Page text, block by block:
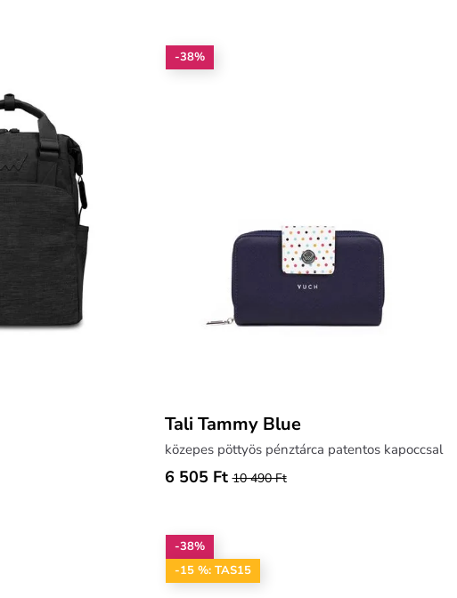
-38%
Tali Tammy Blue
közepes pöttyös pénztárca patentos kapoccsal
6 505 Ft 10 490 Ft
-38%
-15 %: TAS15